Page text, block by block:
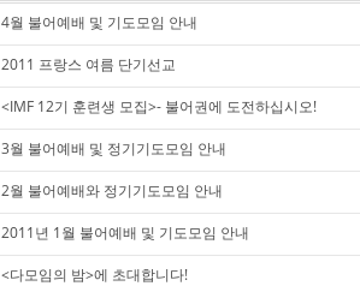
4월 불어예배 및 기도모임 안내
2011 프랑스 여름 단기선교
<IMF 12기 훈련생 모집>- 불어권에 도전하십시오!
3월 불어예배 및 정기기도모임 안내
2월 불어예배와 정기기도모임 안내
2011년 1월 불어예배 및 기도모임 안내
<다모임의 밤>에 초대합니다!